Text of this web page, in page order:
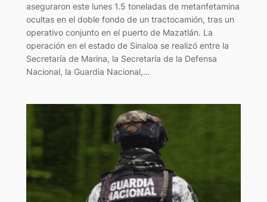
aseguraron este lunes 1.5 toneladas de metanfetamina
ocultas en el doble fondo de un tractocamión, tras un
operativo conjunto en el puerto de Mazatlán. La
operación en el estado de Sinaloa se realizó entre la
Secretaría de Marina, la Secretaría de la Defensa
Nacional, la Guardia Nacional,…